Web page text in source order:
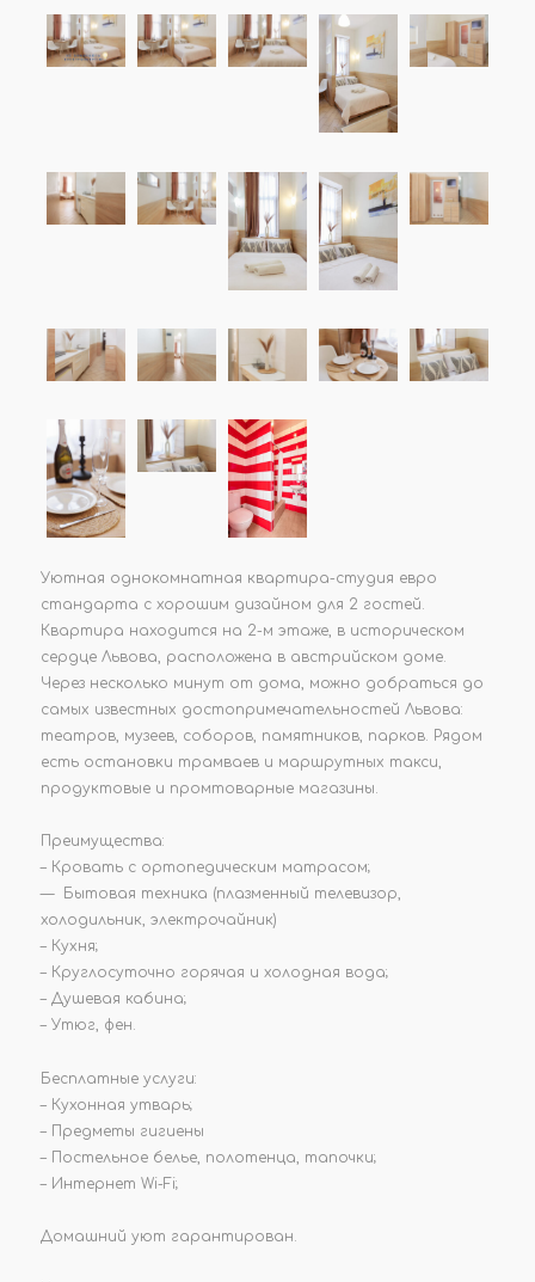
Уютная однокомнатная квартира-студия евро
стандарта с хорошим дизайном для 2 гостей.
Квартира находится на 2-м этаже, в историческом
сердце Львова, расположена в австрийском доме.
Через несколько минут от дома, можно добраться до
самых известных достопримечательностей Львова:
театров, музеев, соборов, памятников, парков. Рядом
есть остановки трамваев и маршрутных такси,
продуктовые и промтоварные магазины.
Преимущества:
– Кровать с ортопедическим матрасом;
— Бытовая техника (плазменный телевизор,
холодильник, электрочайник)
– Кухня;
– Круглосуточно горячая и холодная вода;
– Душевая кабина;
– Утюг, фен.
Бесплатные услуги:
– Кухонная утварь;
– Предметы гигиены
– Постельное белье, полотенца, тапочки;
– Интернет Wi-Fi;
Домашний уют гарантирован.